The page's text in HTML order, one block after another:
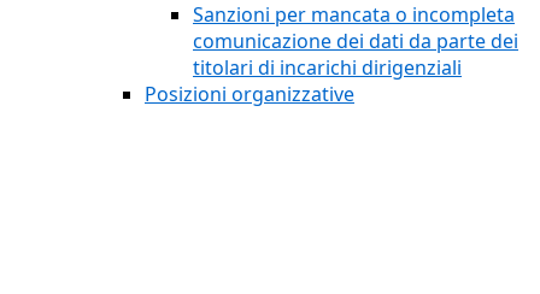
Sanzioni per mancata o incompleta
comunicazione dei dati da parte dei
titolari di incarichi dirigenziali
Posizioni organizzative